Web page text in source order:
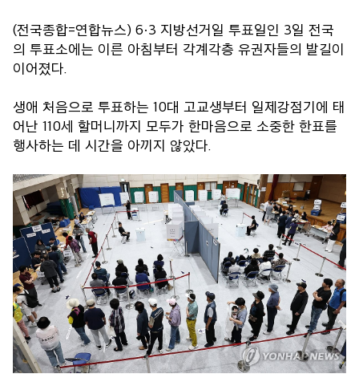
(전국종합=연합뉴스) 6·3 지방선거일 투표일인 3일 전국
의 투표소에는 이른 아침부터 각계각층 유권자들의 발길이
이어졌다.
생애 처음으로 투표하는 10대 고교생부터 일제강점기에 태
어난 110세 할머니까지 모두가 한마음으로 소중한 한표를
행사하는 데 시간을 아끼지 않았다.